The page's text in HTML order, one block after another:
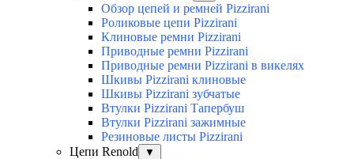
Обзор цепей и ремней Pizzirani
Роликовые цепи Pizzirani
Клиновые ремни Pizzirani
Приводные ремни Pizzirani
Приводные ремни Pizzirani в викелях
Шкивы Pizzirani клиновые
Шкивы Pizzirani зубчатые
Втулки Pizzirani Тапербуш
Втулки Pizzirani зажимные
Резиновые листы Pizzirani
Цепи Renold
▼